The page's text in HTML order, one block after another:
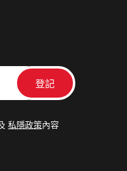
私隱政策內容